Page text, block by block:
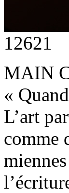
12621
MAIN
«
L’art
comme